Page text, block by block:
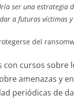
ser una estrategia
a futuras víctimas y
del
con cursos
amenazas y
periódicas de